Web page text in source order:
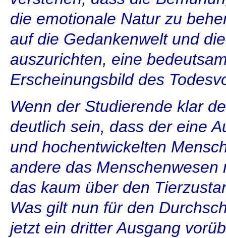
die emotionale Natur zu
auf die Gedankenwelt und
auszurichten, eine
Erscheinungsbild des
Wenn der Studierende klar
deutlich sein, dass der eine
und hochentwickelten
andere das
das kaum über den
Was gilt nun für den
jetzt ein dritter Ausgang